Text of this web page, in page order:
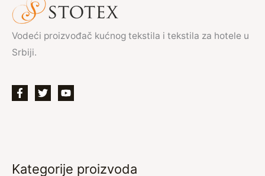
Vodeći proizvođač kućnog tekstila i tekstila za hotele u
Srbiji.
Kategorije proizvoda